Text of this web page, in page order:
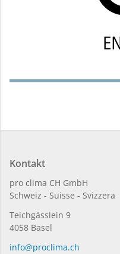
Kontakt
pro clima CH GmbH
Schweiz - Suisse - Svizzera
Teichgässlein 9
4058 Basel
in­fo@procli­ma.ch